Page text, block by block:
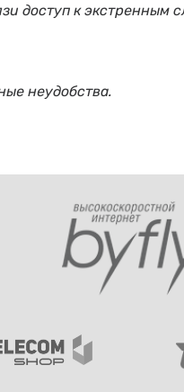
доступ к
неудобства.